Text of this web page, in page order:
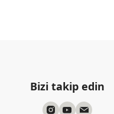
Bizi takip edin